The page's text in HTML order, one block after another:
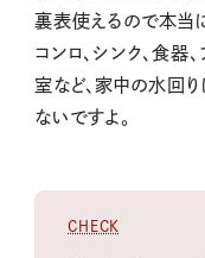
裏表使えるので本当
コンロ、シンク、食器
室など、家中の水回
ないですよ。
CHECK